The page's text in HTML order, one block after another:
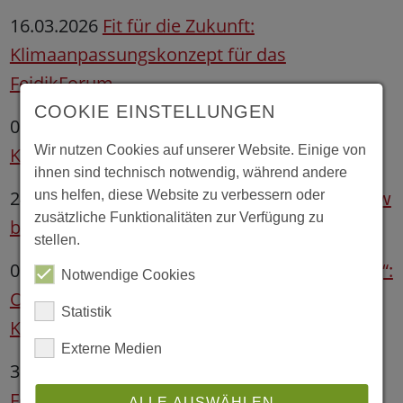
16.03.2026 Fit für die Zukunft:
Klimaanpassungskonzept für das
FeidikForum
08.12.2025
Klimaanpassung in Emden
24.09.2025Wissen teilen und handeln: Outlaw
bei der Woche der Klimaanpassung
01.09.2025„Gemeinsam für Klimaanpassung“:
Outlaw beteiligt sich an der Woche für
Klimaanpassung 2025
30.07.2025
COOKIE EINSTELLUNGEN
Wir nutzen Cookies auf unserer Website. Einige von
ihnen sind technisch notwendig, während andere
uns helfen, diese Website zu verbessern oder
zusätzliche Funktionalitäten zur Verfügung zu
stellen.
Notwendige Cookies
Statistik
Externe Medien